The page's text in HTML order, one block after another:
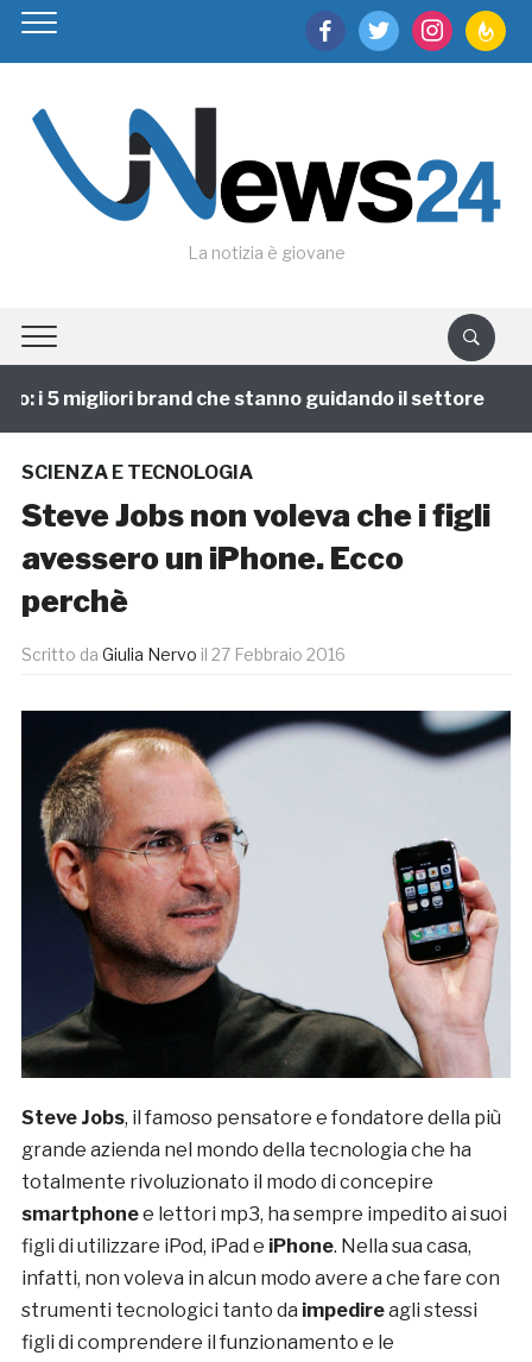
facebooktwitter instagram
La notizia è giovane
i 5 migliori brand che stanno guidando il settore
SCIENZA E TECNOLOGIA
Steve Jobs non voleva che i figli
avessero un iPhone. Ecco
perchè
Scritto da Giulia Nervo il 27 Febbraio 2016
Steve Jobs, il famoso pensatore e fondatore della più
grande azienda nel mondo della tecnologia che ha
totalmente rivoluzionato il modo di concepire
smartphonee lettori mp3, ha sempre impedito ai suoi
figli di utilizzare iPod, iPad e iPhone. Nella sua casa,
infatti, non voleva in alcun modo avere a che fare con
strumenti tecnologici tanto da impedireagli stessi
figli di comprendere il funzionamento e le